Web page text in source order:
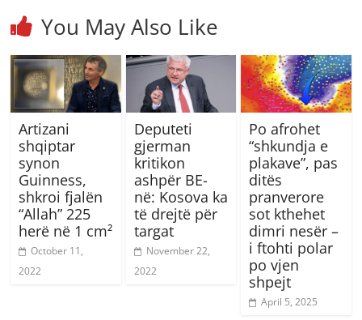
You May Also Like
Artizani
shqiptar
synon
Guinness,
shkroi fjalën
“Allah” 225
herë në 1 cm²
October 11,
2022
Deputeti
gjerman
kritikon
ashpër BE-
në: Kosova ka
të drejtë për
targat
November 22,
2022
Po afrohet
“shkundja e
plakave”, pas
ditës
pranverore
sot kthehet
dimri nesër –
i ftohti polar
po vjen
shpejt
April 5, 2025